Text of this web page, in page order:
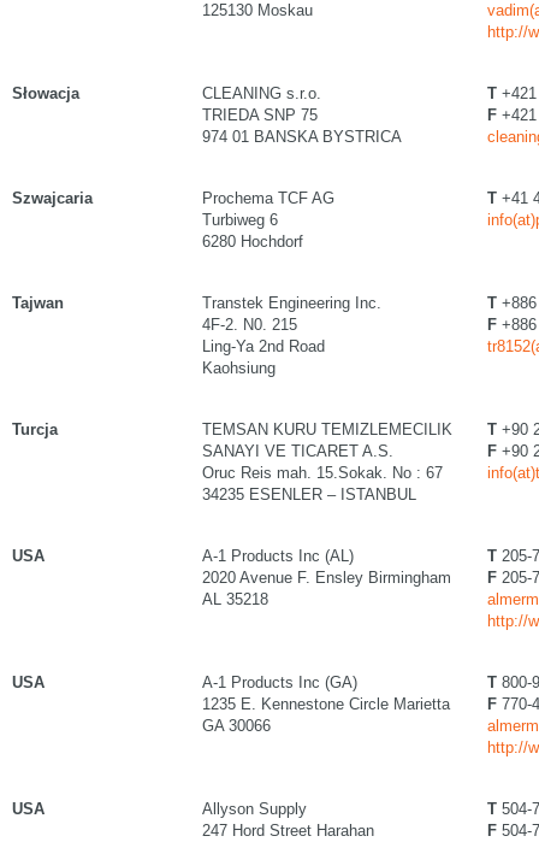
125130 Moskau
http://
Słowacja
CLEANING s.r.o.
TRIEDA SNP 75
974 01 BANSKA BYSTRICA
T
F
Szwajcaria
Prochema TCF AG
Turbiweg 6
6280 Hochdorf
T +41
Tajwan
Transtek Engineering Inc.
4F-2. N0. 215
Ling-Ya 2nd Road
Kaohsiung
T
F
Turcja
TEMSAN KURU TEMIZLEMECILIK
SANAYI VE TICARET A.S.
Oruc Reis mah. 15.Sokak. No : 67
34235 ESENLER – ISTANBUL
T +90
F +90
USA
A-1 Products Inc (AL)
2020 Avenue F. Ensley Birmingham
AL 35218
T 205-
F 205-
http://
USA
A-1 Products Inc (GA)
1235 E. Kennestone Circle Marietta
GA 30066
T 800-
F 770-
http://
USA
Allyson Supply
247 Hord Street Harahan
T 504-
F 504-